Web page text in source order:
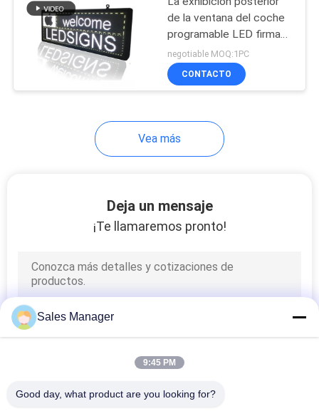
de la ventana del coche
programable LED firma
P10 a todo color con el
control de WIFI
negotiable MOQ:1PC
CONTACTO
Vea más
Deja un mensaje
¡Te llamaremos pronto!
Sales Manager
9:45 PM
Good day, what product are you looking for?